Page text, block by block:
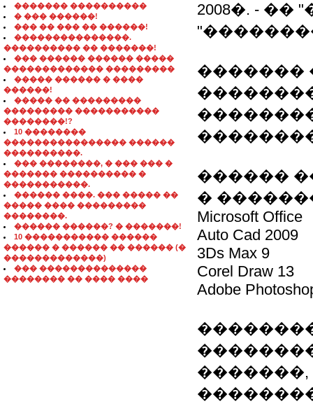
������� ����������
� ��� ������!
��� �� ��� �� ������!
���������������.
���������� �� �������!
��� ������ ������ �����
������������� ���������
����� ������ � ����
������!
����� �� ���������
��������� �����������
��������!?
10 ��������
���������������� ������
����������.
��� ��������, � ��� ��� �
������� ���������� �
�����������.
������ ����. ��� ����� ��
����� ���� ���������
��������.
������ ������? � �������!
10 ����������� ������
������ � ������ �� ������ (�
�������������)
��� ��������������
�������� �� ���� ����
2008�. -
�������
������
�
Microsoft Office
Auto Cad 2009
3Ds Max 9
Corel Draw 13
Adobe